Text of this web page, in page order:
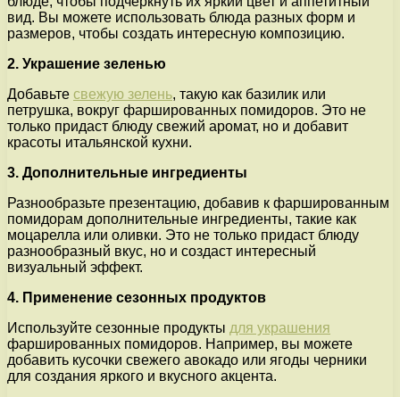
вид. Вы можете использовать блюда разных форм и
размеров, чтобы создать интересную композицию.
2. Украшение зеленью
Добавьте свежую зелень, такую как базилик или
петрушка, вокруг фаршированных помидоров. Это не
только придаст блюду свежий аромат, но и добавит
красоты итальянской кухни.
3. Дополнительные ингредиенты
Разнообразьте презентацию, добавив к фаршированным
помидорам дополнительные ингредиенты, такие как
моцарелла или оливки. Это не только придаст блюду
разнообразный вкус, но и создаст интересный
визуальный эффект.
4. Применение сезонных продуктов
Используйте сезонные продукты для украшения
фаршированных помидоров. Например, вы можете
добавить кусочки свежего авокадо или ягоды черники
для создания яркого и вкусного акцента.